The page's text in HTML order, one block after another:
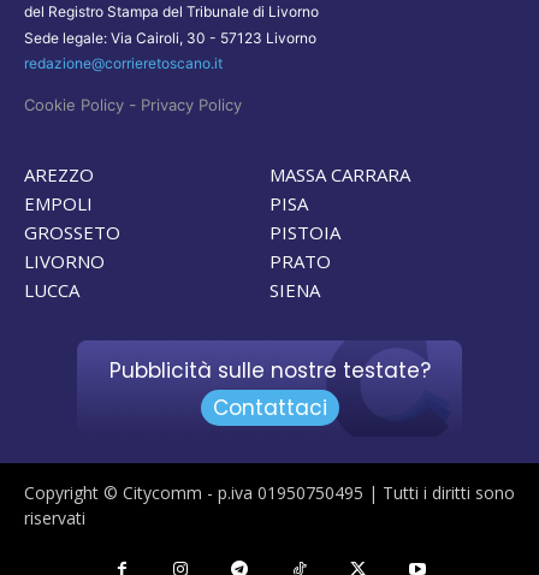
del Registro Stampa del Tribunale di Livorno
Sede legale: Via Cairoli, 30 - 57123 Livorno
redazione@corrieretoscano.it
Cookie Policy - Privacy Policy
AREZZO
EMPOLI
GROSSETO
LIVORNO
LUCCA
MASSA CARRARA
PISA
PISTOIA
PRATO
SIENA
Pubblicità sulle nostre testate?
Contattaci
Copyright © Citycomm - p.iva 01950750495 | Tutti i diritti sono
riservati